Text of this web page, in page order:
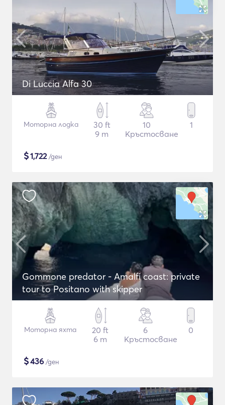
Di Luccia Alfa 30
Моторна лодка
30 ft
9 m
10
Кръстосване
1
$1,722/ден
Gommone predator - Amalfi coast: private
tour to Positano with skipper
Моторна яхта
20 ft
6 m
6
Кръстосване
0
$436 /ден